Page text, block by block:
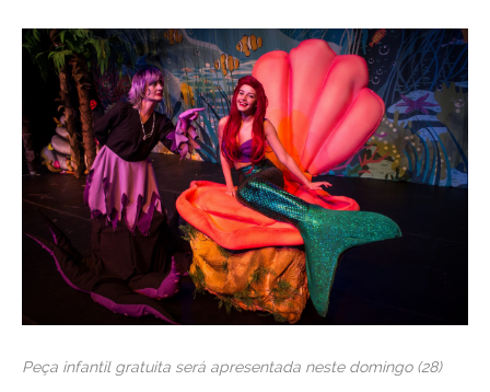
SERVIÇOS
NOTÍCIAS
VAGAS
CONTATO
Peça infantil gratuita será apresentada neste domingo (28)